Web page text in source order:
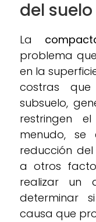
del suelo
La
problema
en la
costras
subsuelo,
restringen
menudo, se
reducción
a otros
realizar un
determinar
causa que